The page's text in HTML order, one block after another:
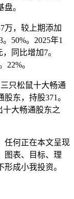
。
，较上期添加
50%。2025年1
同比增加7。
22%。
只松鼠十大畅通
东，持股371。
十大畅通股东之
何正在本文呈现
图表、目标、理
成小我投资。